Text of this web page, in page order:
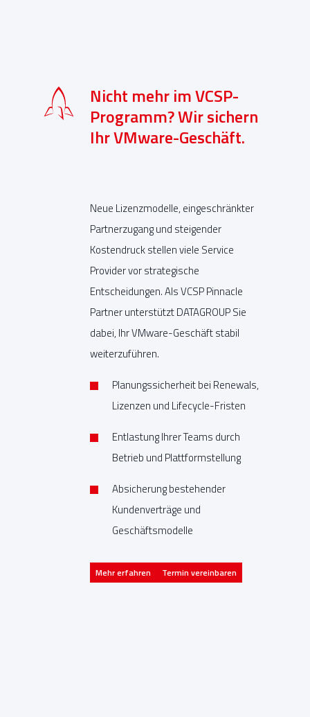
Nicht mehr im VCSP-
Programm? Wir sichern
Ihr VMware-Geschäft.
Neue Lizenzmodelle, eingeschränkter
Partnerzugang und steigender
Kostendruck stellen viele Service
Provider vor strategische
Entscheidungen. Als VCSP Pinnacle
Partner unterstützt DATAGROUP Sie
dabei, Ihr VMware-Geschäft stabil
weiterzuführen.
Planungssicherheit bei Renewals,
Lizenzen und Lifecycle-Fristen
Entlastung Ihrer Teams durch
Betrieb und Plattformstellung
Absicherung bestehender
Kundenverträge und
Geschäftsmodelle
Mehr erfahren Termin vereinbaren